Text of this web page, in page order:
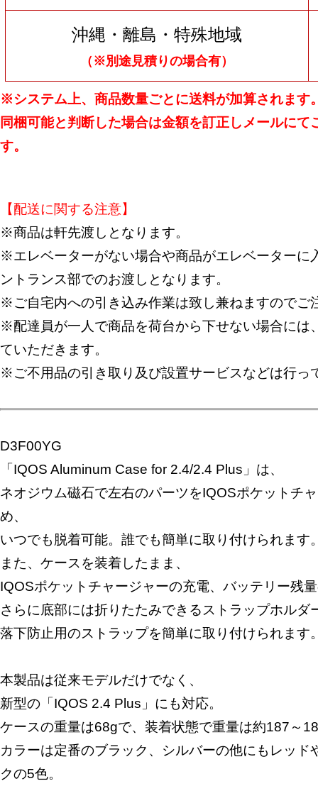
沖縄・離島・特殊地域
（※別途見積りの場合有）
※システム上、商品数量ごとに送料が加算されます
同梱可能と判断した場合は金額を訂正しメールにて
す。
【配送に関する注意】
※商品は軒先渡しとなります。
※エレベーターがない場合や商品がエレベーターに
ントランス部でのお渡しとなります。
※ご自宅内への引き込み作業は致し兼ねますのでご
※配達員が一人で商品を荷台から下せない場合には
ていただきます。
※ご不用品の引き取り及び設置サービスなどは行っ
D3F00YG
「IQOS Aluminum Case for 2.4/2.4 Plus」は、
ネオジウム磁石で左右のパーツをIQOSポケットチ
め、
いつでも脱着可能。誰でも簡単に取り付けられます
また、ケースを装着したまま、
IQOSポケットチャージャーの充電、バッテリー残
さらに底部には折りたたみできるストラップホルダ
落下防止用のストラップを簡単に取り付けられます
本製品は従来モデルだけでなく、
新型の「IQOS 2.4 Plus」にも対応。
ケースの重量は68gで、装着状態で重量は約187～
カラーは定番のブラック、シルバーの他にもレッド
クの5色。